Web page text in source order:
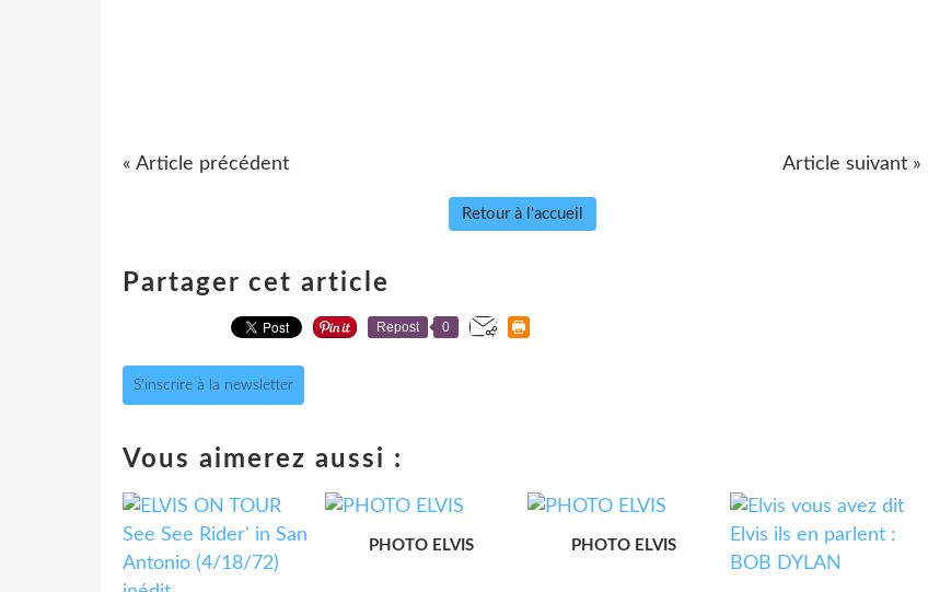
« Article précédent Article suivant »
Retour à l'accueil
Partager cet article
Repost 0
S'inscrire à la newsletter
Vous aimerez aussi :
PHOTO ELVIS PHOTO ELVIS